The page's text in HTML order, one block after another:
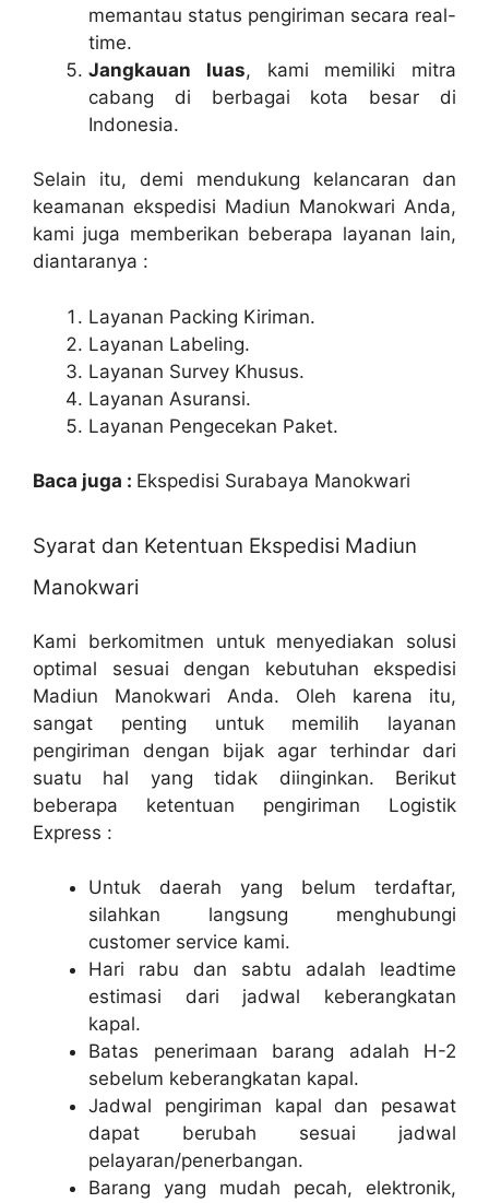
memantau status pengiriman secara real-
time.
Jangkauan luas, kami memiliki mitra
cabang di berbagai kota besar di
Indonesia.
Selain itu, demi mendukung kelancaran dan
keamanan ekspedisi Madiun Manokwari Anda,
kami juga memberikan beberapa layanan lain,
diantaranya :
Layanan Packing Kiriman.
Layanan Labeling.
Layanan Survey Khusus.
Layanan Asuransi.
Layanan Pengecekan Paket.
Baca juga : Ekspedisi Surabaya Manokwari
Syarat dan Ketentuan Ekspedisi Madiun
Manokwari
Kami berkomitmen untuk menyediakan solusi
optimal sesuai dengan kebutuhan ekspedisi
Madiun Manokwari Anda. Oleh karena itu,
sangat penting untuk memilih layanan
pengiriman dengan bijak agar terhindar dari
suatu hal yang tidak diinginkan. Berikut
beberapa ketentuan pengiriman Logistik
Express :
Untuk daerah yang belum terdaftar,
silahkan langsung menghubungi
customer service kami.
Hari rabu dan sabtu adalah leadtime
estimasi dari jadwal keberangkatan
kapal.
Batas penerimaan barang adalah H-2
sebelum keberangkatan kapal.
Jadwal pengiriman kapal dan pesawat
dapat berubah sesuai jadwal
pelayaran/penerbangan.
Barang yang mudah pecah, elektronik,